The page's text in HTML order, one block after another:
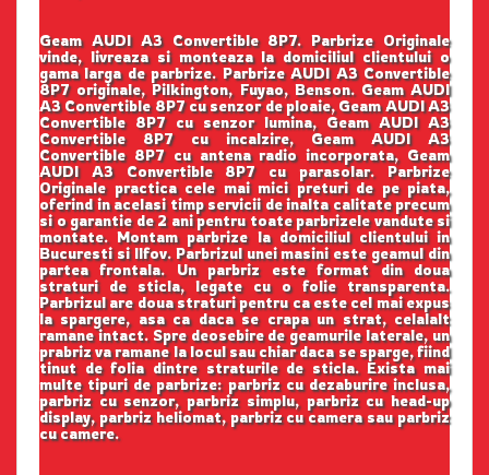
Geam AUDI A3 Convertible 8P7. Parbrize Originale
vinde, livreaza si monteaza la domiciliul clientului o
gama larga de parbrize. Parbrize AUDI A3 Convertible
8P7 originale, Pilkington, Fuyao, Benson. Geam AUDI
A3 Convertible 8P7 cu senzor de ploaie, Geam AUDI A3
Convertible 8P7 cu senzor lumina, Geam AUDI A3
Convertible 8P7 cu incalzire, Geam AUDI A3
Convertible 8P7 cu antena radio incorporata, Geam
AUDI A3 Convertible 8P7 cu parasolar. Parbrize
Originale practica cele mai mici preturi de pe piata,
oferind in acelasi timp servicii de inalta calitate precum
si o garantie de 2 ani pentru toate parbrizele vandute si
montate. Montam parbrize la domiciliul clientului in
Bucuresti si Ilfov. Parbrizul unei masini este geamul din
partea frontala. Un parbriz este format din doua
straturi de sticla, legate cu o folie transparenta.
Parbrizul are doua straturi pentru ca este cel mai expus
la spargere, asa ca daca se crapa un strat, celalalt
ramane intact. Spre deosebire de geamurile laterale, un
prabriz va ramane la locul sau chiar daca se sparge, fiind
tinut de folia dintre straturile de sticla. Exista mai
multe tipuri de parbrize: parbriz cu dezaburire inclusa,
parbriz cu senzor, parbriz simplu, parbriz cu head-up
display, parbriz heliomat, parbriz cu camera sau parbriz
cu camere.